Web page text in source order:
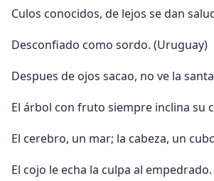
Culos conocidos, de lejos se dan
Desconfiado como sordo. (Uruguay)
Despues de ojos sacao, no ve la
El árbol con fruto siempre inclina su
El cerebro, un mar; la cabeza, un
El cojo le echa la culpa al